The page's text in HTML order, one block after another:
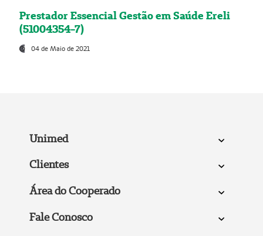
Prestador Essencial Gestão em Saúde Ereli
(51004354-7)
04 de Maio de 2021
Unimed
Clientes
Área do Cooperado
Fale Conosco